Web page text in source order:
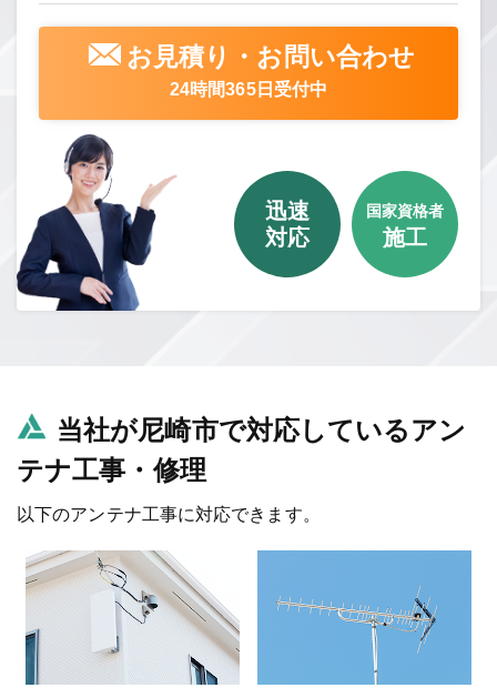
お見積り・お問い合わせ
24時間365日受付中
迅速
対応
国家資格者
施工
当社が尼崎市で対応しているアン
テナ工事・修理
以下のアンテナ工事に対応できます。